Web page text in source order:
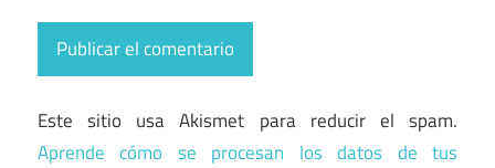
Este sitio usa Akismet para reducir el spam.
Aprende cómo se procesan los datos de tus